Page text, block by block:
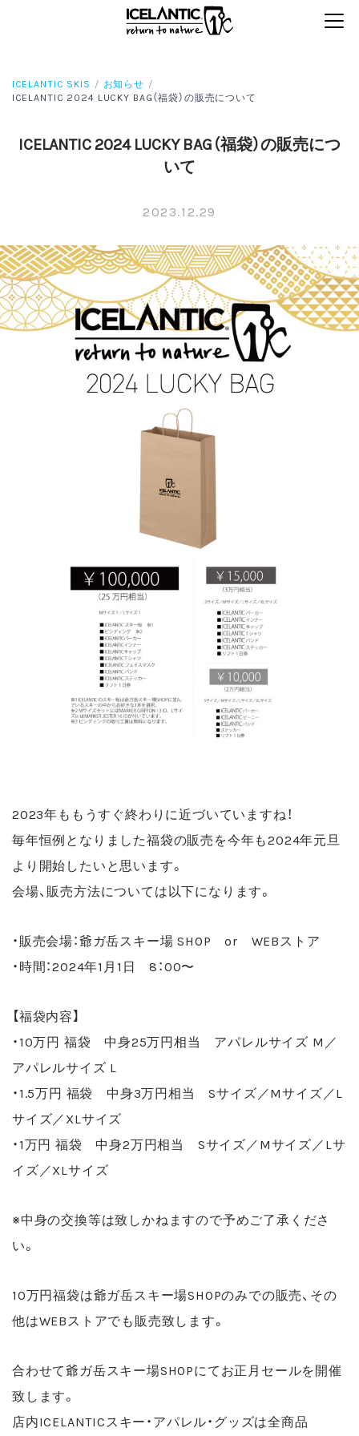
ICELANTIC SKIS
お知らせ
ICELANTIC 2024 LUCKY BAG（福袋）の販売について
ICELANTIC 2024 LUCKY BAG（福袋）の販売につ
いて
2023.12.29
2023年ももうすぐ終わりに近づいていますね！
毎年恒例となりました福袋の販売を今年も2024年元旦
より開始したいと思います。
会場、販売方法については以下になります。
・販売会場：爺ガ岳スキー場 SHOP or WEBストア
・時間：2024年1月1日 8：00〜
【福袋内容】
・10万円 福袋 中身25万円相当 アパレルサイズ M／
アパレルサイズ L
・1.5万円 福袋 中身3万円相当 Sサイズ／Mサイズ／L
サイズ／XLサイズ
・1万円 福袋 中身2万円相当 Sサイズ／Mサイズ／Lサ
イズ／XLサイズ
※中身の交換等は致しかねますので予めご了承くださ
い。
10万円福袋は爺ガ岳スキー場SHOPのみでの販売、その
他はWEBストアでも販売致します。
合わせて爺ガ岳スキー場SHOPにてお正月セールを開催
致します。
店内ICELANTICスキー・アパレル・グッズは全商品